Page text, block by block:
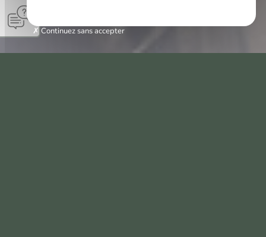
Continuez sans accepter